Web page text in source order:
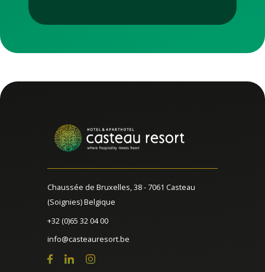
Chaussée de Bruxelles, 38 - 7061 Casteau
(Soignies) Belgique
+32 (0)65 32 04 00
info@casteauresort.be